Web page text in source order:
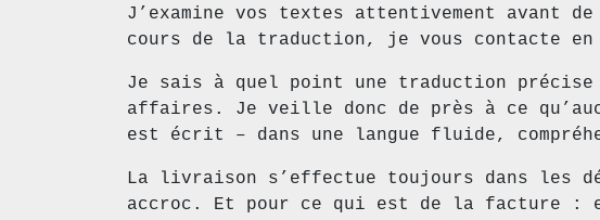
J’examine vos textes attentivement avant
cours de la traduction, je vous contacte
Je sais à quel point une traduction
affaires. Je veille donc de près à ce
est écrit – dans une langue fluide,
La livraison s’effectue toujours dans les
accroc. Et pour ce qui est de la facture :